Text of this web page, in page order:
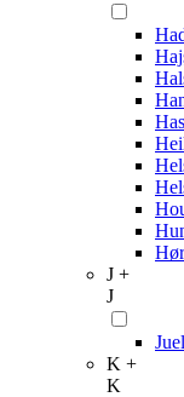
J +
J
K +
K